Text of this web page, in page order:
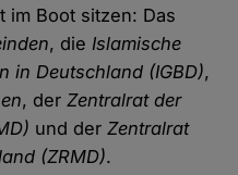
im Boot sitzen: Das
, dieIslamische
in Deutschland (IGBD),
, derZentralrat der
und derZentralrat
(ZRMD).